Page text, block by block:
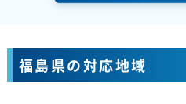
福島県の対応地域